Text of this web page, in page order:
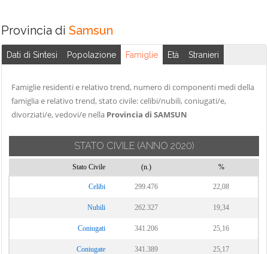
Provincia di Samsun
Dati di Sintesi Popolazione Famiglie Età Stranieri
Famiglie residenti e relativo trend, numero di componenti medi della
famiglia e relativo trend, stato civile: celibi/nubili, coniugati/e,
divorziati/e, vedovi/e nella Provincia di SAMSUN
STATO CIVILE (ANNO 2020)
Stato Civile (n.) %
Celibi 299.476 22,08
Nubili 262.327 19,34
Coniugati 341.206 25,16
Coniugate 341.389 25,17